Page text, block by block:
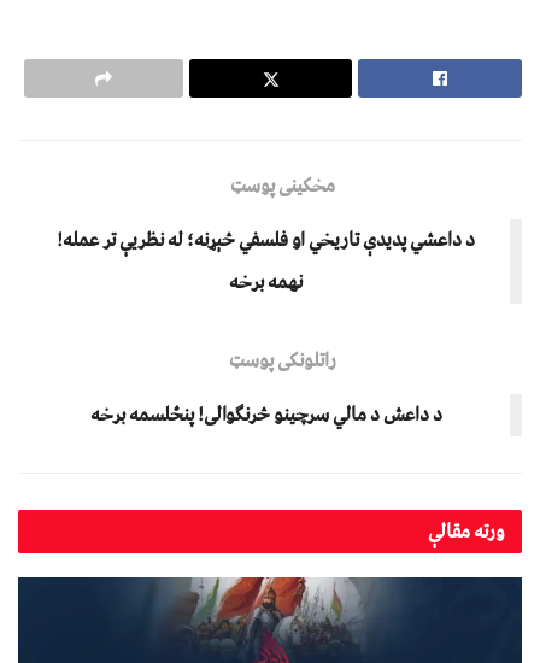
مخکینی پوسټ
د داعشي پدیدې تاریخي او فلسفي څېړنه؛ له نظریې تر عمله!
نهمه برخه
راتلونکی پوسټ
د داعش د مالي سرچینو څرنګوالی! پنځلسمه برخه
ورتهمقالې